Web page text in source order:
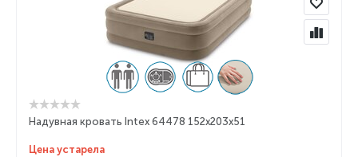
Надувная кровать Intex 64478 152x203x51
Цена устарела